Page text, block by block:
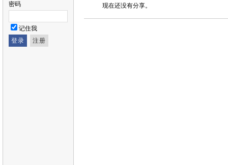
密码
记住我
现在还没有分享。